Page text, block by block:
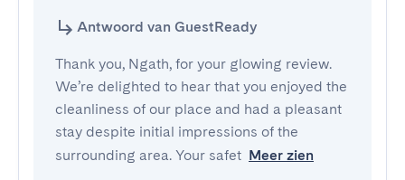
Antwoord van GuestReady
Thank you, Ngath, for your glowing review.
We’re delighted to hear that you enjoyed the
cleanliness of our place and had a pleasant
stay despite initial impressions of the
surrounding area. Your safet Meer zien